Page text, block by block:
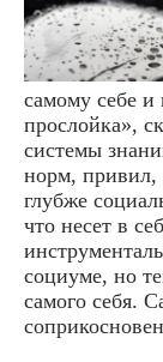
самому себе
прослойка»,
системы
норм, привил,
глубже
что несет в
социуме, но
самого себя.